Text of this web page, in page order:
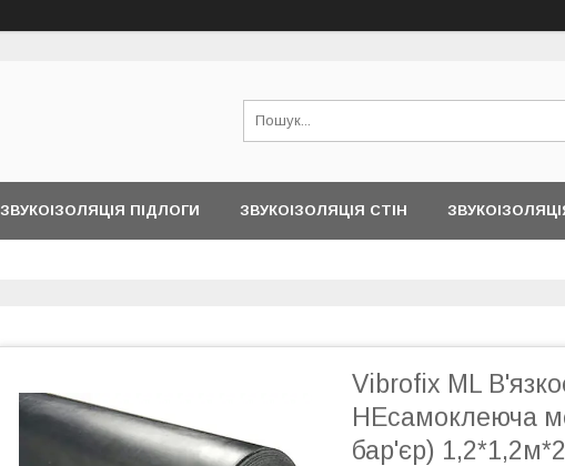
ЗВУКОІЗОЛЯЦІЯ ПІДЛОГИ ЗВУКОІЗОЛЯЦІЯ СТІН
Vibrofix ML
НЕсамоклеюча
бар'єр)